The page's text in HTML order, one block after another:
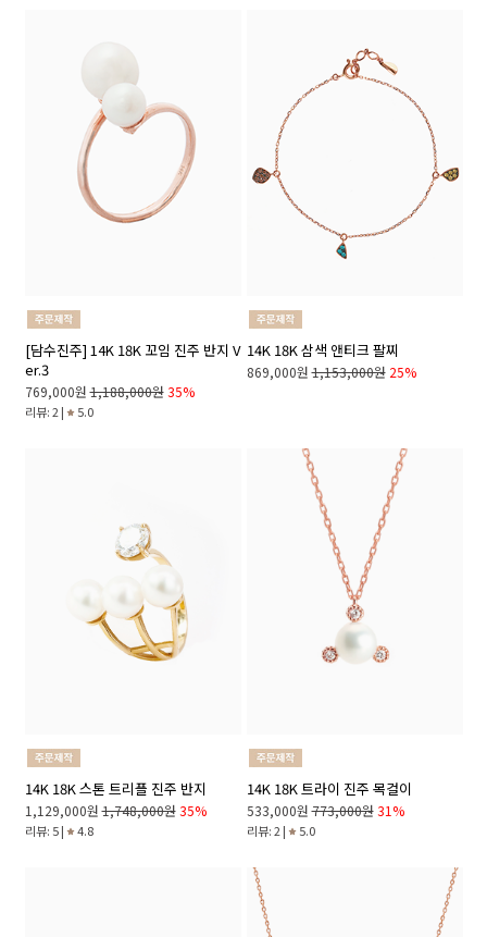
[담수진주] 14K 18K 꼬임 진주 반지 V
er.3
769,000원 1,188,000원 35%
리뷰: 2 | 5.0
14K 18K 삼색 앤티크 팔찌
869,000원 1,153,000원 25%
14K 18K 스톤 트리플 진주 반지
1,129,000원 1,748,000원 35%
리뷰: 5 | 4.8
14K 18K 트라이 진주 목걸이
533,000원 773,000원 31%
리뷰: 2 | 5.0